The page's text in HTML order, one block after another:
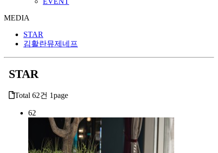
MEDIA
STAR
김활란뮤제네프
STAR
Total 62건 1page
62